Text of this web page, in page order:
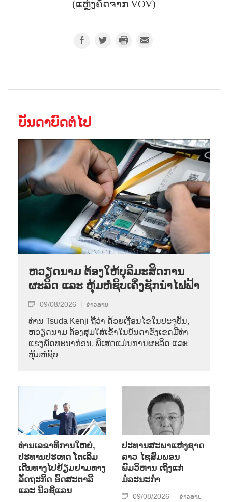
(ແຫຼ່ງຄັດຈາກ VOV)
ບັນດາບົດຕໍ່ໄປ
ຫວຽດນາມ ຕ້ອງໃຫ້ບຸລິມະສິດການ
ຜະລິດ ແລະ ຫຸ້ມຫໍ່ຊິບເຄິ່ງຊັກນຳໄຟຟ້າ
09/08/2026 ຂ່າວສານ
ທ່ານ Tsuda Kenji ຖືວ່າ ດ້ວຍເງື່ອນໄຂໃນປະຈຸບັນ,
ຫວຽດນາມ ຕ້ອງສຸມໃສ່ເຂົ້າໃນບັນດາຂົງເຂດມີທ່າ
ແຮງພັດທະນາກ່ອນ, ພິເສດແມ່ນການຜະລິດ ແລະ
ຫຸ້ມຫໍ່ຊິບ
ທ່ານເລຂາທິການໃຫຍ່,
ປະທານປະເທດ ໂຕເລິມ
ເດີນທາງໄປຢ້ຽມຢາມທາງ
ລັດຖະກິດ ອົດສະຕາລີ
ແລະ ນິວຊີແລນ
ປະທານສະພາແຫ່ງຊາດ
ລາວ ໄຊສົມພອນ
ພົມວິຫານ ເຖິງແກ່
ມໍລະນະກຳ
09/08/2026 ຂ່າວສານ